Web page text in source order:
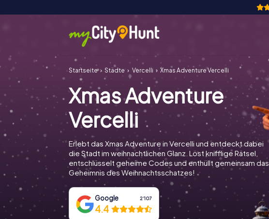
Startseite Städte Vercelli Xmas Adventure Vercelli
Xmas Adventure
Vercelli
Erlebt das Xmas Adventure in Vercelli und entdeckt dabei
die Stadt im weihnachtlichen Glanz. Löst knifflige Rätsel,
entschlüsselt geheime Codes und enthüllt gemeinsam das
Geheimnis des Weihnachtsschatzes!
Google 2‘107
4.4